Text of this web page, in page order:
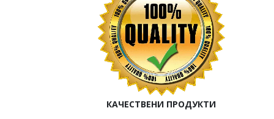
КАЧЕСТВЕНИ ПРОДУКТИ